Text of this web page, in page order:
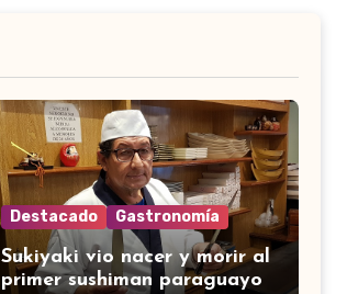
Destacado Gastronomía
Sukiyaki vio nacer y morir al
primer sushiman paraguayo